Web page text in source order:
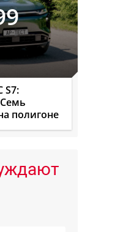
S7:
полигоне